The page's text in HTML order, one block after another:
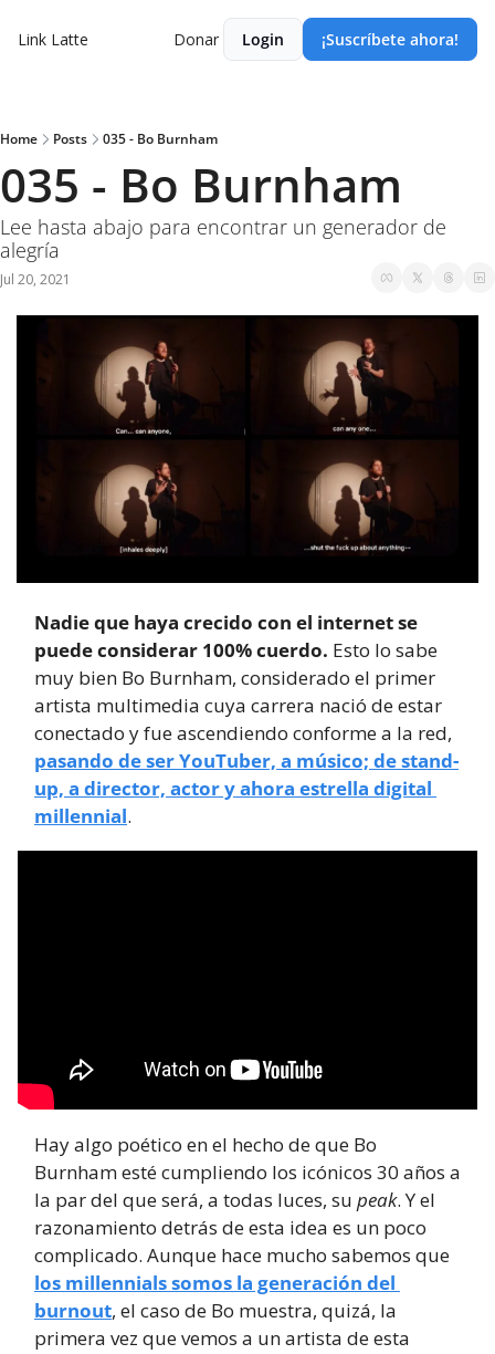
Link Latte Donar Login ¡Suscríbete ahora!
Home Posts 035 - Bo Burnham
035 - Bo Burnham
Lee hasta abajo para encontrar un generador de
alegría
Jul 20, 2021
Nadie que haya crecido con el internet se
puede considerar 100% cuerdo. Esto lo sabe
muy bien Bo Burnham, considerado el primer
artista multimedia cuya carrera nació de estar
pasando de ser YouTuber, a músico; de stand-
up, a director, actor y ahora estrella digital
millennial.
Hay algo poético en el hecho de que Bo
Burnham esté cumpliendo los icónicos 30 años a
la par del que será, a todas luces, su peak. Y el
razonamiento detrás de esta idea es un poco
los millennials somos la generación del
burnout, el caso de Bo muestra, quizá, la
primera vez que vemos a un artista de esta